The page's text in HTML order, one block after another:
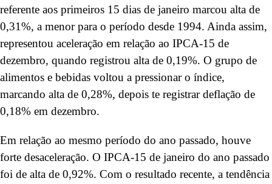
referente aos primeiros 15 dias de janeiro marcou alta de
0,31%, a menor para o período desde 1994. Ainda assim,
representou aceleração em relação ao IPCA-15 de
dezembro, quando registrou alta de 0,19%. O grupo de
alimentos e bebidas voltou a pressionar o índice,
marcando alta de 0,28%, depois te registrar deflação de
0,18% em dezembro.
Em relação ao mesmo período do ano passado, houve
forte desaceleração. O IPCA-15 de janeiro do ano passado
foi de alta de 0,92%. Com o resultado recente, a tendência